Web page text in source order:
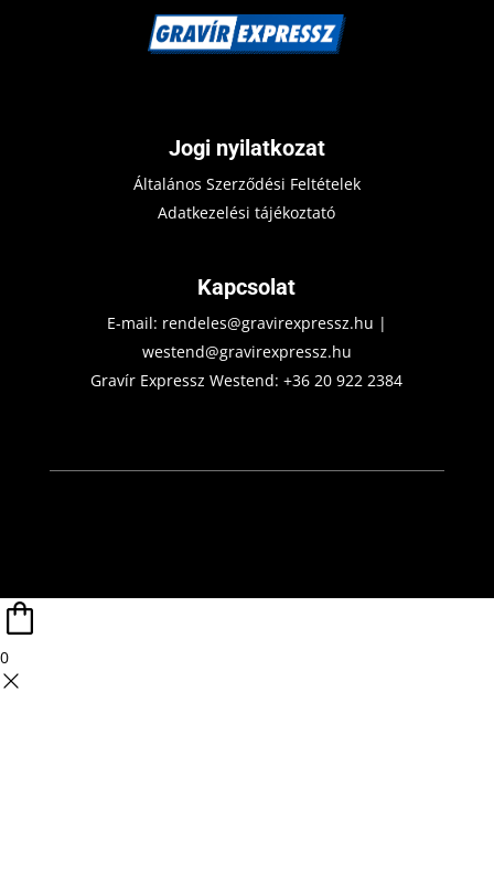
Jogi nyilatkozat
Általános Szerződési Feltételek
Adatkezelési tájékoztató
Kapcsolat
E-mail: rendeles@gravirexpressz.hu |
westend@gravirexpressz.hu
Gravír Expressz Westend:+36 20 922 2384
0